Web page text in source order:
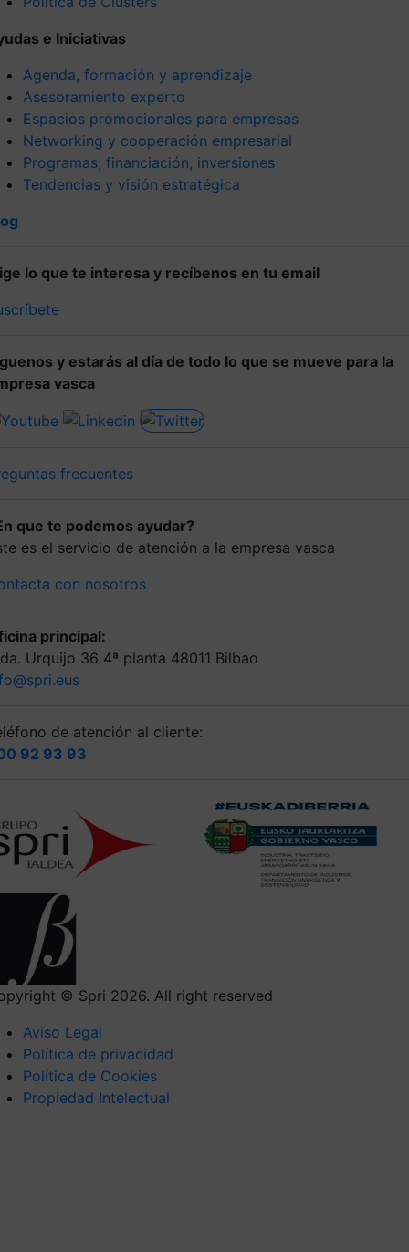
e Iniciativas
Agenda, formación y aprendizaje
Asesoramiento experto
Espacios promocionales para empresas
Networking y cooperación empresarial
Programas, financiación, inversiones
Tendencias y visión estratégica
lo que te interesa y recíbenos en tu email
y estarás al día de todo lo que se mueve para la
vasca
frecuentes
que te podemos ayudar?
es el servicio de atención a la empresa vasca
con nosotros
principal:
Urquijo 36 4ª planta 48011 Bilbao
de atención al cliente:
92 93 93
© Spri 2026. All right reserved
Aviso Legal
Política de privacidad
Política de Cookies
Propiedad Intelectual